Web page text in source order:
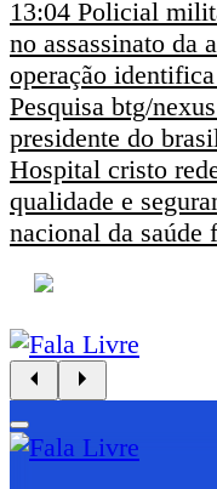
13:04 Policial
no assassinato da
operação
Pesquisa btg/
presidente do
Hospital cristo
qualidade e
nacional da saúde